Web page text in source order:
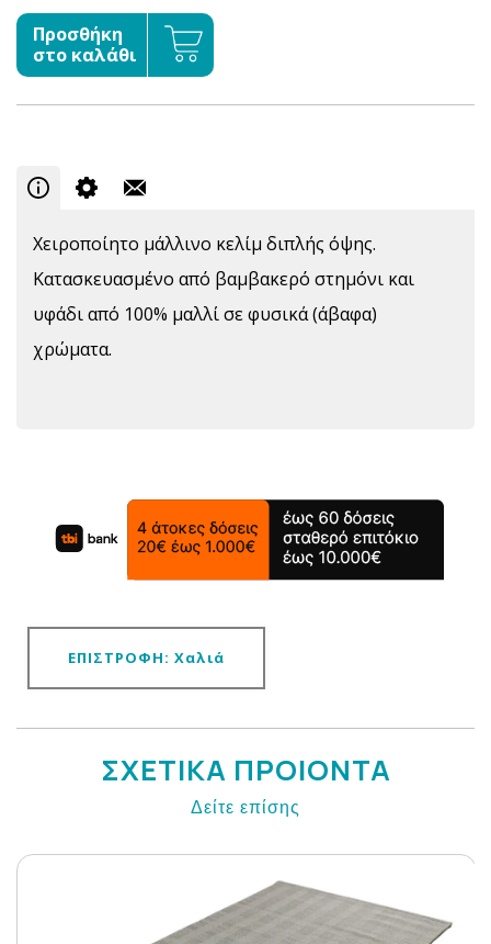
Προσθήκη
στο καλάθι
Χειροποίητο μάλλινο κελίμ διπλής όψης.
Κατασκευασμένο από βαμβακερό στημόνι και
υφάδι από 100% μαλλί σε φυσικά (άβαφα)
χρώματα.
ΕΠΙΣΤΡΟΦΗ: Χαλιά
ΣΧΕΤΙΚΑ ΠΡΟΙΟΝΤΑ
Δείτε επίσης